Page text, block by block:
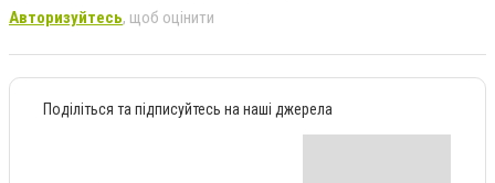
Авторизуйтесь, щоб оцінити
Поділіться та підписуйтесь на наші джерела